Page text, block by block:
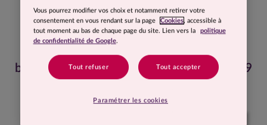
Je me sens légère comme un cabri, une
biche... et ainsi naquit un joli papillon de 49
Vous pourrez modifier vos choix et notamment retirer votre
consentement en vous rendant sur la page
Cookies, accessible à
tout moment au bas de chaque page du site. Lien vers la
politique
de confidentialité de Google.
Tout refuser Tout accepter
Paramétrer les cookies